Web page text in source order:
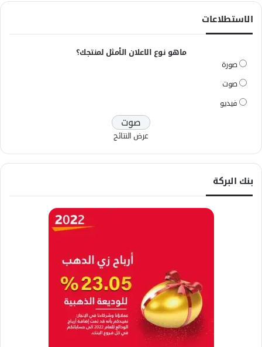
الاستطلاعات
ماهو نوع الاعلان الأمثل لمنتجك؟
صورة
صوت
فيديو
عرض النتائج
بنك البركة